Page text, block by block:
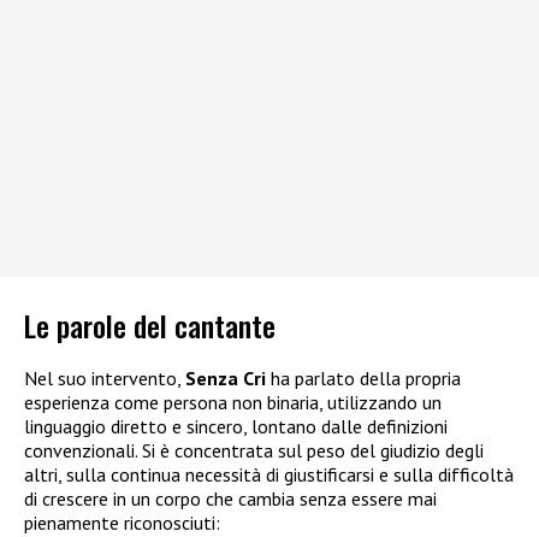
Le parole del cantante
Nel suo intervento, Senza Cri ha parlato della propria
esperienza come persona non binaria, utilizzando un
linguaggio diretto e sincero, lontano dalle definizioni
convenzionali. Si è concentrata sul peso del giudizio degli
altri, sulla continua necessità di giustificarsi e sulla difficoltà
di crescere in un corpo che cambia senza essere mai
pienamente riconosciuti: